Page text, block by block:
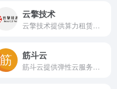
云擎技术
筋斗云